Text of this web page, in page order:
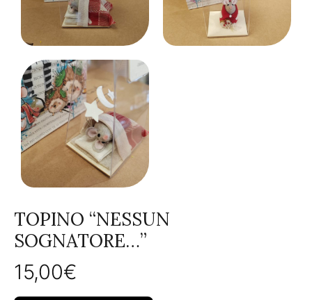
TOPINO “NESSUN
SOGNATORE…”
15,00€